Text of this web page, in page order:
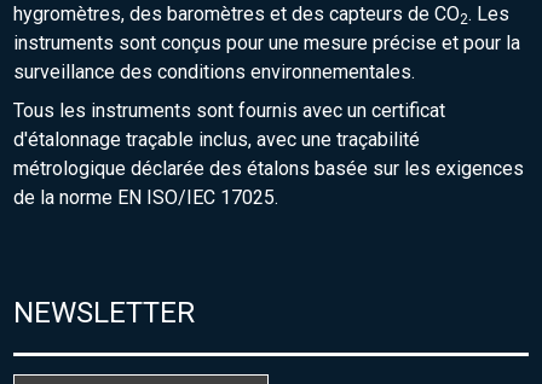
hygromètres, des baromètres et des capteurs de CO2. Les
instruments sont conçus pour une mesure précise et pour la
surveillance des conditions environnementales.
Tous les instruments sont fournis avec un certificat
d'étalonnage traçable inclus, avec une traçabilité
métrologique déclarée des étalons basée sur les exigences
de la norme EN ISO/IEC 17025.
NEWSLETTER